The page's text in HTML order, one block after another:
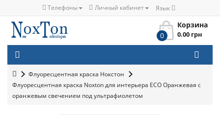
Телефоны Личный кабинет Язык
Корзина
0
0.00 грн
Флуоресцентная краска Нокстон
Флуоресцентная краска Noxton для интерьера ECO Оранжевая с
оранжевым свечением под ультрафиолетом